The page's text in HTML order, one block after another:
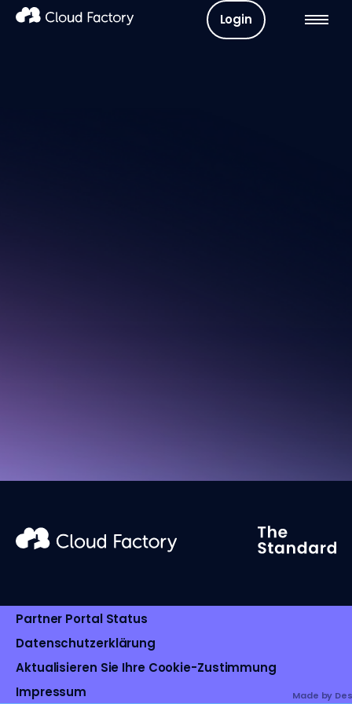
Login
Partner Portal Status
Datenschutzerklärung
Aktualisieren Sie Ihre Cookie-Zustimmung
Impressum
Made by